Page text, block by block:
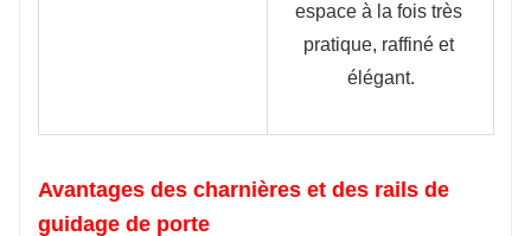
espace à la fois très
pratique, raffiné et
élégant.
Avantages des charnières et des rails de
guidage de porte